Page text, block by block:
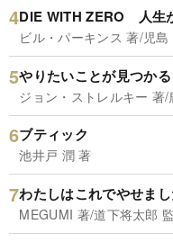
DIE WITH ZERO 人生
ビル・パーキンス 著/児島
やりたいことが見つか
ジョン・ストレルキー 著/
ブティック
池井戸 潤 著
わたしはこれでやせま
MEGUMI 著/道下将太郎